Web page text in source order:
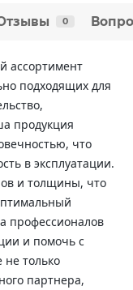
0
ассортимент
подходящих для
продукция
что
в эксплуатации.
и толщины, что
профессионалов
и помочь с
только
партнера,